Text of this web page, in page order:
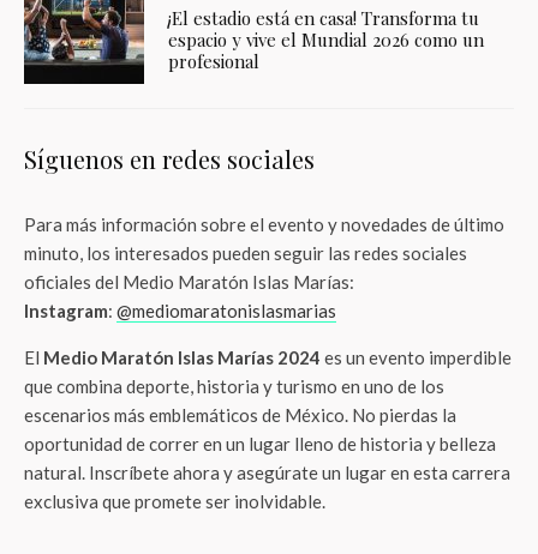
¡El estadio está en casa! Transforma tu
espacio y vive el Mundial 2026 como un
profesional
Síguenos en redes sociales
Para más información sobre el evento y novedades de último
minuto, los interesados pueden seguir las redes sociales
oficiales del Medio Maratón Islas Marías:
Instagram: @mediomaratonislasmarias
El Medio Maratón Islas Marías 2024 es un evento imperdible
que combina deporte, historia y turismo en uno de los
escenarios más emblemáticos de México. No pierdas la
oportunidad de correr en un lugar lleno de historia y belleza
natural. Inscríbete ahora y asegúrate un lugar en esta carrera
exclusiva que promete ser inolvidable.